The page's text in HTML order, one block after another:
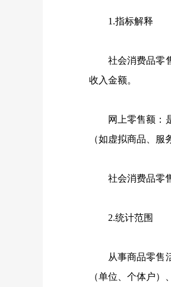
1.指标解释
社会消费品零售
收入金额。
网上零售额：是
（如虚拟商品、服
社会消费品零售
2.统计范围
从事商品零售活
（单位、个体户）、